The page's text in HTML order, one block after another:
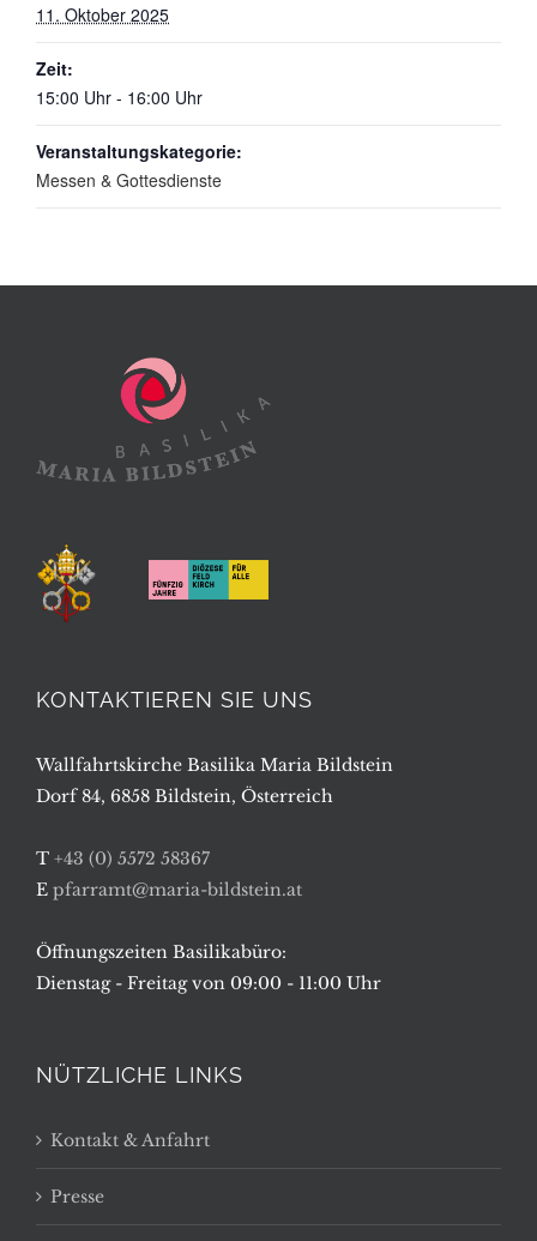
11. Oktober 2025
Zeit:
15:00 Uhr - 16:00 Uhr
Veranstaltungskategorie:
Messen & Gottesdienste
KONTAKTIEREN SIE UNS
Wallfahrtskirche Basilika Maria Bildstein
Dorf 84, 6858 Bildstein, Österreich
T +43 (0) 5572 58367
E pfarramt@maria-bildstein.at
Öffnungszeiten Basilikabüro:
Dienstag - Freitag von 09:00 - 11:00 Uhr
NÜTZLICHE LINKS
Kontakt & Anfahrt
Presse